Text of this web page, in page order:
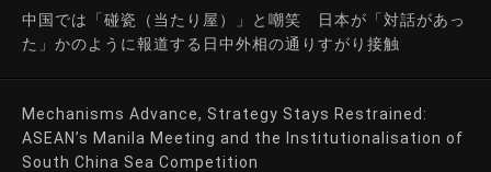
中国では「碰瓷（当たり屋）」と嘲笑 日本が「対話があっ
た」かのように報道する日中外相の通りすがり接触
Mechanisms Advance, Strategy Stays Restrained:
ASEAN’s Manila Meeting and the Institutionalisation of
South China Sea Competition